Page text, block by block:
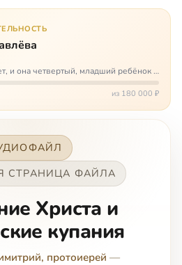
и она четвертый, младший ребёнок в
И с самого рождения Ульяну лечат.
ежедневные процедуры,из 180 000 ₽
СТРАНИЦА ФАЙЛА
Христа и
купания
протоиерей —